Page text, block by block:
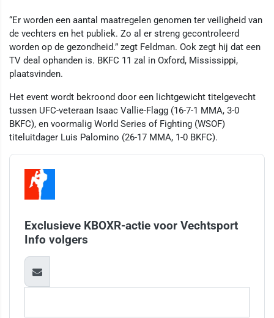
“Er worden een aantal maatregelen genomen ter veiligheid van
de vechters en het publiek. Zo al er streng gecontroleerd
worden op de gezondheid.” zegt Feldman. Ook zegt hij dat een
TV deal ophanden is. BKFC 11 zal in Oxford, Mississippi,
plaatsvinden.
Het event wordt bekroond door een lichtgewicht titelgevecht
tussen UFC-veteraan Isaac Vallie-Flagg (16-7-1 MMA, 3-0
BKFC), en voormalig World Series of Fighting (WSOF)
titeluitdager Luis Palomino (26-17 MMA, 1-0 BKFC).
Exclusieve KBOXR-actie voor Vechtsport
Info volgers